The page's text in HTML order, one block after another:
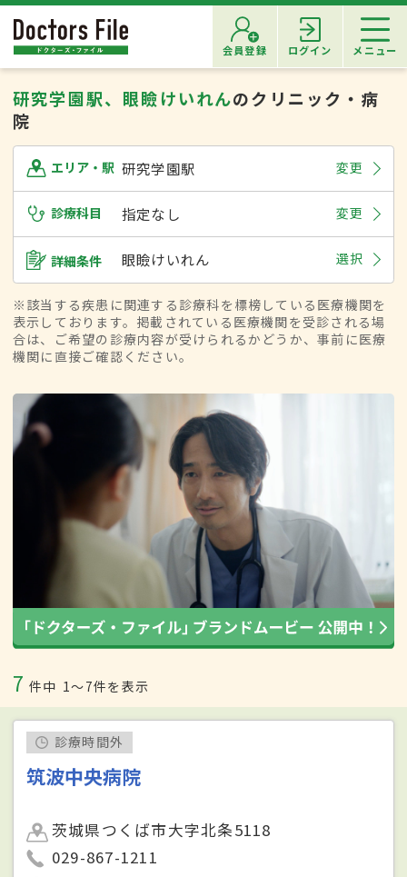
会員登録 ログイン メニュー
研究学園駅、眼瞼けいれんのクリニック・病
院
エリア・駅 研究学園駅 変更
診療科目 指定なし 変更
詳細条件 眼瞼けいれん 選択
※該当する疾患に関連する診療科を標榜している医療機関を
表示しております。掲載されている医療機関を受診される場
合は、ご希望の診療内容が受けられるかどうか、事前に医療
機関に直接ご確認ください。
7 件中 1〜7件を表示
診療時間外
筑波中央病院
茨城県つくば市大字北条5118
029-867-1211